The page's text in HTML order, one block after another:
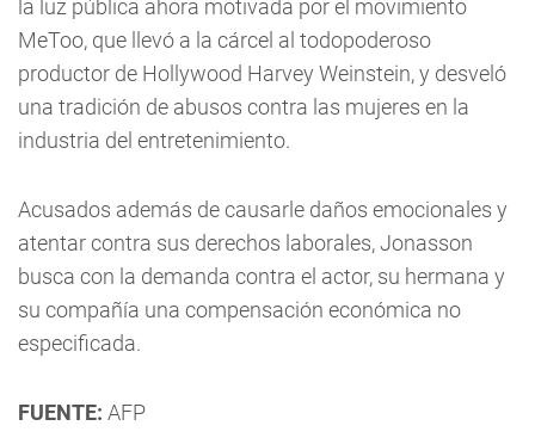
la luz pública ahora motivada por el movimiento
MeToo, que llevó a la cárcel al todopoderoso
productor de Hollywood Harvey Weinstein, y desveló
una tradición de abusos contra las mujeres en la
industria del entretenimiento.
Acusados además de causarle daños emocionales y
atentar contra sus derechos laborales, Jonasson
busca con la demanda contra el actor, su hermana y
su compañía una compensación económica no
especificada.
FUENTE: AFP